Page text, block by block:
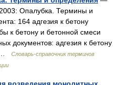
Опалубка. Термины и
164 адгезия к бетону
к бетону и бетонной смеси
документов: адгезия к бетону
…
Словарь-справочник терминов